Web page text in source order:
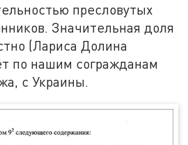
пресловутых
Значительная доля
(Лариса Долина
по нашим согражданам
с Украины.